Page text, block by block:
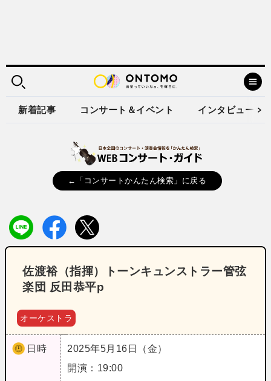
新着記事 コンサート＆イベント インタビュー
←「コンサートかんたん検索」に戻る
佐渡裕（指揮）トーンキュンストラー管弦
楽団 反田恭平p
オーケストラ
日時
2025年5月16日（金）
開演：19:00